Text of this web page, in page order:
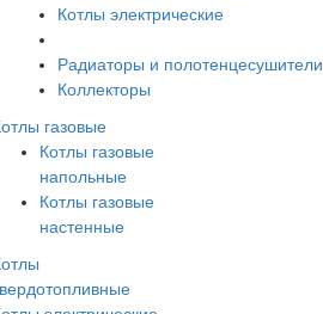
Котлы электрические
Радиаторы и полотенцесушители
Коллекторы
газовые
Котлы газовые
напольные
Котлы газовые
настенные